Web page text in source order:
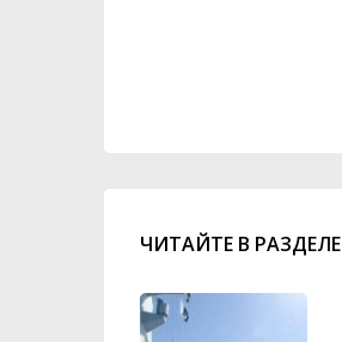
ЧИТАЙТЕ В РАЗДЕЛЕ